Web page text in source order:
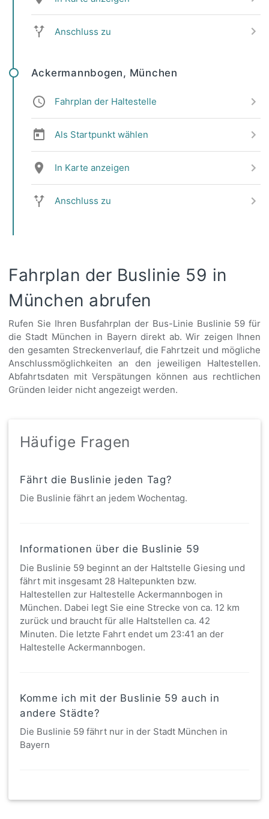
Anschluss zu
Ackermannbogen, München
Fahrplan der Haltestelle
Als Startpunkt wählen
In Karte anzeigen
Anschluss zu
Fahrplan der Buslinie 59 in
München abrufen
Rufen Sie Ihren Busfahrplan der Bus-Linie Buslinie 59 für
die Stadt München in Bayern direkt ab. Wir zeigen Ihnen
den gesamten Streckenverlauf, die Fahrtzeit und mögliche
Anschlussmöglichkeiten an den jeweiligen Haltestellen.
Abfahrtsdaten mit Verspätungen können aus rechtlichen
Gründen leider nicht angezeigt werden.
Häufige Fragen
Fährt die Buslinie jeden Tag?
Die Buslinie fährt an jedem Wochentag.
Informationen über die Buslinie 59
Die Buslinie 59 beginnt an der Haltstelle Giesing und
fährt mit insgesamt 28 Haltepunkten bzw.
Haltestellen zur Haltestelle Ackermannbogen in
München. Dabei legt Sie eine Strecke von ca. 12 km
zurück und braucht für alle Haltstellen ca. 42
Minuten. Die letzte Fahrt endet um 23:41 an der
Haltestelle Ackermannbogen.
Komme ich mit der Buslinie 59 auch in
andere Städte?
Die Buslinie 59 fährt nur in der Stadt München in
Bayern